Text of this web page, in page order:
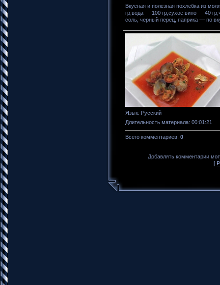
Вкусная и полезная похлебка из
гр;вода — 100 гр;сухое вино — 40
соль, черный перец, паприка — по
Язык: Русский
Длительность материала: 00:01:21
Всего комментариев: 0
Добавлять комментарии
[